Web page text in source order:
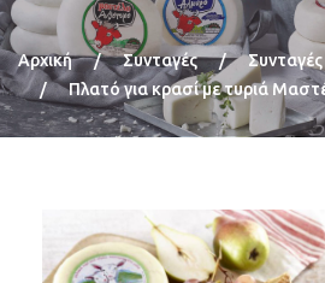
Αρχική / Συνταγές /
/
Πλατό για κρασί με τυριά